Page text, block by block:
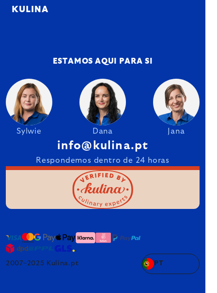
KULINA
ESTAMOS AQUI PARA SI
Sylwie Dana Jana
info@kulina.pt
Respondemos dentro de 24 horas
2007–2025 Kulina.pt PT